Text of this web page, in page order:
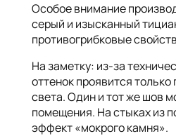
Особое внимание
серый и изысканный
противогрибковые
На заметку: из-за
оттенок проявится
света. Один и тот же шов
помещения. На стыках из
эффект «мокрого камня».